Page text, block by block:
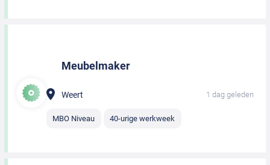
Meubelmaker
Weert 1 dag geleden
MBO Niveau 40-urige werkweek